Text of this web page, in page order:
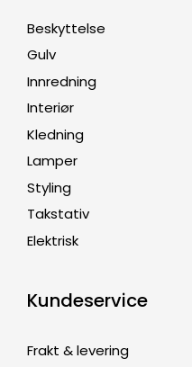
Beskyttelse
Gulv
Innredning
Interiør
Kledning
Lamper
Styling
Takstativ
Elektrisk
Kundeservice
Frakt & levering